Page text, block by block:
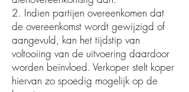
2. Indien partijen overeenkomen dat
de overeenkomst wordt gewijzigd of
aangevuld, kan het tijdstip van
voltooiing van de uitvoering daardoor
worden beïnvloed. Verkoper stelt koper
hiervan zo spoedig mogelijk op de